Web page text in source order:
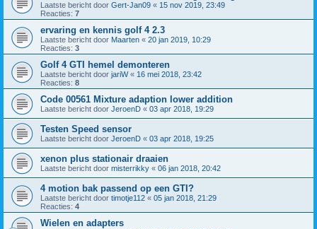
Laatste bericht door Gert-Jan09 « 15 nov 2019, 23:49
Reacties: 7
ervaring en kennis golf 4 2.3
Laatste bericht door Maarten « 20 jan 2019, 10:29
Reacties: 3
Golf 4 GTI hemel demonteren
Laatste bericht door jariW« 16 mei 2018, 23:42
Reacties: 8
Code 00561 Mixture adaption lower addition
Laatste bericht door JeroenD « 03 apr 2018, 19:29
Testen Speed sensor
Laatste bericht door JeroenD « 03 apr 2018, 19:25
xenon plus stationair draaien
Laatste bericht door misterrikky « 06 jan 2018, 20:42
4 motion bak passend op een GTI?
Laatste bericht door timotje112 « 05 jan 2018, 21:29
Reacties: 4
Wielen en adapters